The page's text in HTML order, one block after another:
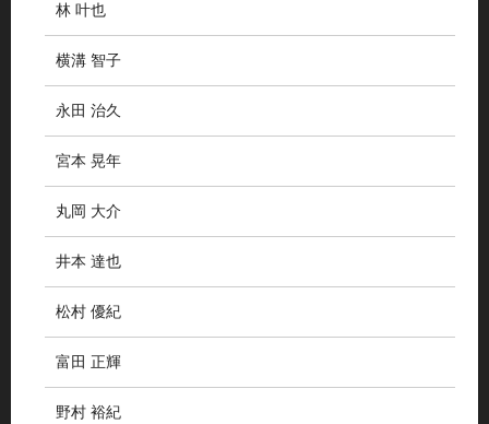
林 叶也
横溝 智子
永田 治久
宮本 晃年
丸岡 大介
井本 達也
松村 優紀
富田 正輝
野村 裕紀